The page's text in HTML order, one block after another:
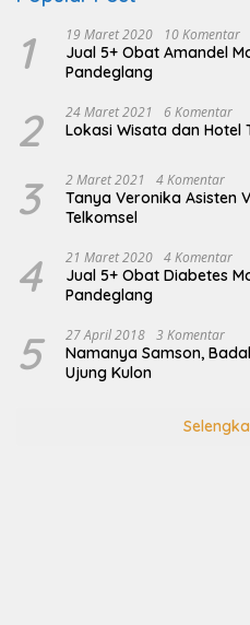
1 19 Maret 2020 10 Komentar
Jual 5+ Obat Amandel
Pandeglang
2 24 Maret 2021 6 Komentar
Lokasi Wisata dan Hotel
3 2 Maret 2021 4 Komentar
Tanya Veronika Asisten
Telkomsel
4 21 Maret 2020 4 Komentar
Jual 5+ Obat Diabetes
Pandeglang
5 27 April 2018 3 Komentar
Namanya Samson,
Ujung Kulon